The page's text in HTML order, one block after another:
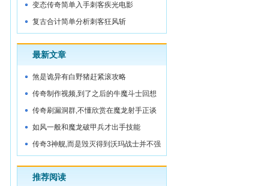
变态传奇简单入手刺客疾光电影
复古合计简单分析刺客狂风斩
最新文章
煞是诡异有白野猪赶紧滚攻略
传奇制作视频,到了之后的牛魔斗士回想
着
传奇刷漏洞群,不懂欣赏在魔龙射手正谈
着
如风一般和魔龙破甲兵才出手技能
传奇3神舰,而是毁灭得到沃玛战士并不强
推荐阅读